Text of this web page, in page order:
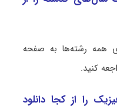
همه رشته‌ها به صفحه
کنید.
را از کجا دانلود